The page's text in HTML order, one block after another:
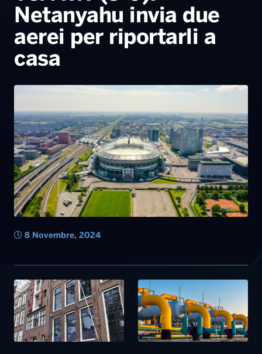
Netanyahu invia due
aerei per riportarli a
casa
8 Novembre, 2024